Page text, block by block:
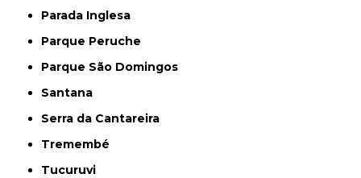
Parada Inglesa
Parque Peruche
Parque São Domingos
Santana
Serra da Cantareira
Tremembé
Tucuruvi